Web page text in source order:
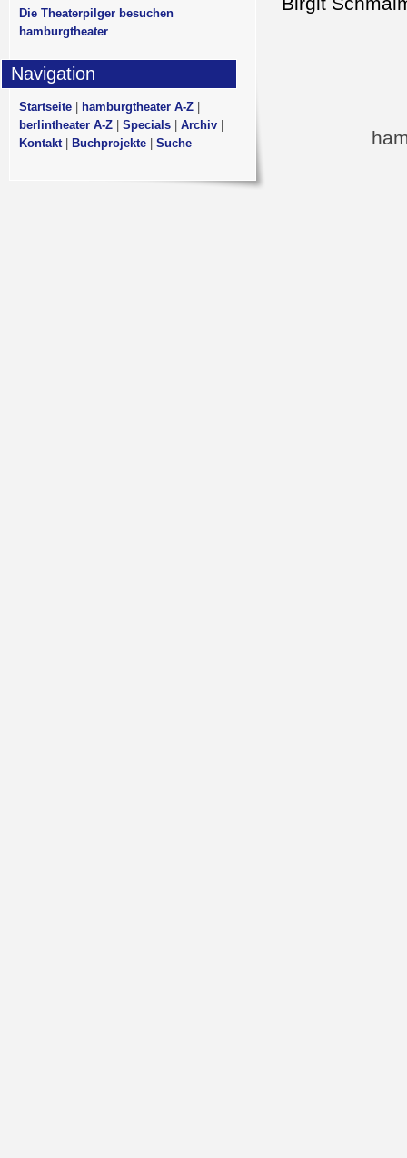
Die Theaterpilger besuchen
hamburgtheater
Navigation
Startseite hamburgtheater A-Z
berlintheater A-Z
Specials Archiv
Kontakt| Buchprojekte Suche